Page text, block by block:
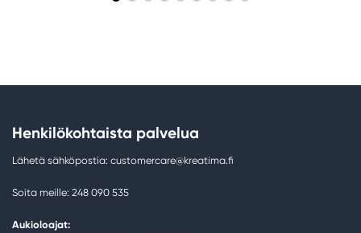
Henkilökohtaista palvelua
Lähetä sähköpostia: customercare@kreatima.fi
Soita meille: 248 090 535
Aukioloajat: